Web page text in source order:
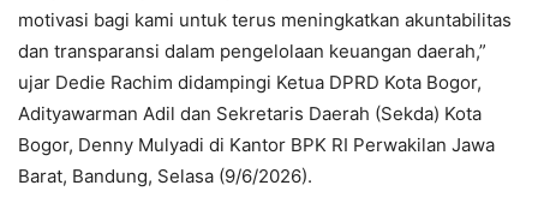
motivasi bagi kami untuk terus meningkatkan akuntabilitas
dan transparansi dalam pengelolaan keuangan daerah,”
ujar Dedie Rachim didampingi Ketua DPRD Kota Bogor,
Adityawarman Adil dan Sekretaris Daerah (Sekda) Kota
Bogor, Denny Mulyadi di Kantor BPK RI Perwakilan Jawa
Barat, Bandung, Selasa (9/6/2026).